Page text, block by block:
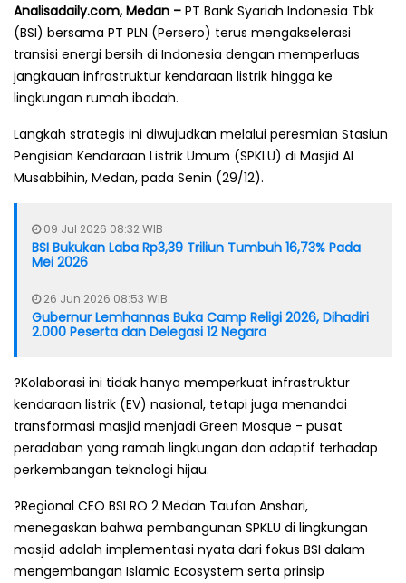
Analisadaily.com, Medan – PT Bank Syariah Indonesia Tbk
(BSI) bersama PT PLN (Persero) terus mengakselerasi
transisi energi bersih di Indonesia dengan memperluas
jangkauan infrastruktur kendaraan listrik hingga ke
lingkungan rumah ibadah.
Langkah strategis ini diwujudkan melalui peresmian Stasiun
Pengisian Kendaraan Listrik Umum (SPKLU) di Masjid Al
Musabbihin, Medan, pada Senin (29/12).
09 Jul 2026 08:32 WIB
BSI Bukukan Laba Rp3,39 Triliun Tumbuh 16,73% Pada
Mei 2026
26 Jun 2026 08:53 WIB
Gubernur Lemhannas Buka Camp Religi 2026, Dihadiri
2.000 Peserta dan Delegasi 12 Negara
?Kolaborasi ini tidak hanya memperkuat infrastruktur
kendaraan listrik (EV) nasional, tetapi juga menandai
transformasi masjid menjadi Green Mosque - pusat
peradaban yang ramah lingkungan dan adaptif terhadap
perkembangan teknologi hijau.
?Regional CEO BSI RO 2 Medan Taufan Anshari,
menegaskan bahwa pembangunan SPKLU di lingkungan
masjid adalah implementasi nyata dari fokus BSI dalam
mengembangan Islamic Ecosystem serta prinsip